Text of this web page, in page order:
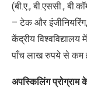
(बी.ए., बी.एससी.,
– टेक और इंजीनियरिंग,
केंद्रीय विश्वविद्यालय
पाँच लाख रुपये से कम
अपस्किलिंग